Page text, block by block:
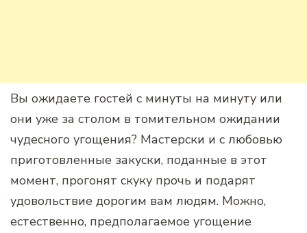
Вы ожидаете гостей с минуты на минуту или
они уже за столом в томительном ожидании
чудесного угощения? Мастерски и с любовью
приготовленные закуски, поданные в этот
момент, прогонят скуку прочь и подарят
удовольствие дорогим вам людям. Можно,
естественно, предполагаемое угощение